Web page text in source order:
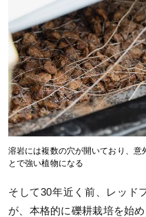
溶岩には複数の穴が開いており、意
とで強い植物になる
そして30年近く前、レッド
が、本格的に礫耕栽培を始め